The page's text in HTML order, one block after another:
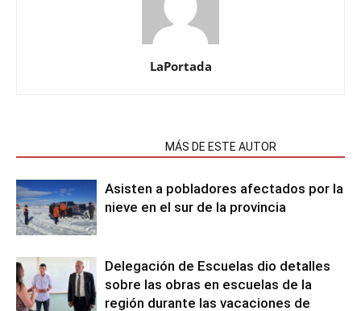
LaPortada
MÁS DE ESTE AUTOR
Asisten a pobladores afectados por la
nieve en el sur de la provincia
Delegación de Escuelas dio detalles
sobre las obras en escuelas de la
región durante las vacaciones de